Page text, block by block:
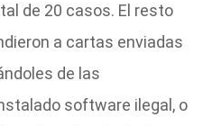
de 20 casos. El resto
a cartas enviadas
de las
software ilegal, o